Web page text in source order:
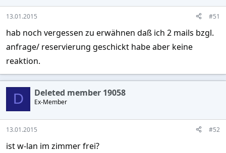
13.01.2015 #51
hab noch vergessen zu erwähnen daß ich 2 mails bzgl.
anfrage/ reservierung geschickt habe aber keine
reaktion.
D Deleted member 19058
Ex-Member
13.01.2015 #52
ist w-lan im zimmer frei?